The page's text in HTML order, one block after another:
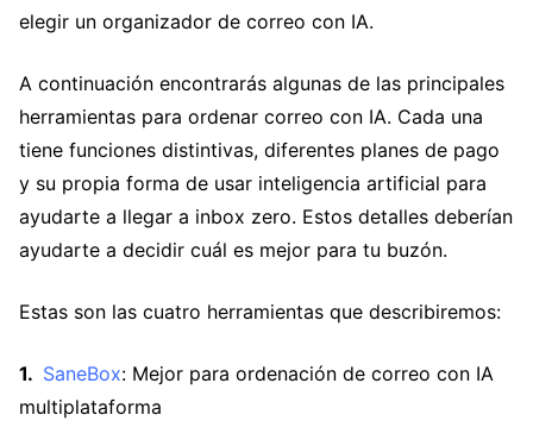
elegir un organizador de correo con IA.
A continuación encontrarás algunas de las principales
herramientas para ordenar correo con IA. Cada una
tiene funciones distintivas, diferentes planes de pago
y su propia forma de usar inteligencia artificial para
ayudarte a llegar a inbox zero. Estos detalles deberían
ayudarte a decidir cuál es mejor para tu buzón.
Estas son las cuatro herramientas que describiremos:
SaneBox: Mejor para ordenación de correo con IA
multiplataforma